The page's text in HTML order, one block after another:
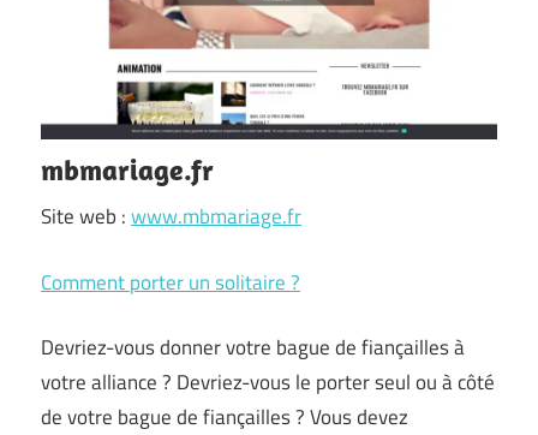
mbmariage.fr
Site web :www.mbmariage.fr
Comment porter un solitaire ?
Devriez-vous donner votre bague de fiançailles à
votre alliance ? Devriez-vous le porter seul ou à côté
de votre bague de fiançailles ? Vous devez